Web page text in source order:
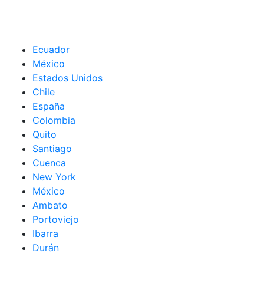
Ecuador
México
Estados Unidos
Chile
España
Colombia
Quito
Santiago
Cuenca
New York
México
Ambato
Portoviejo
Ibarra
Durán